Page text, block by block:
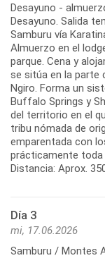
Desayuno -
Desayuno. Salida
Samburu vía
Almuerzo en el
parque. Cena y
se sitúa en la parte
Ngiro. Forma un
Buffalo Springs y
del territorio en el
tribu nómada de
emparentada con
prácticamente toda
Distancia: Aprox.
Día 3
mi, 17.06.2026
Samburu / Montes